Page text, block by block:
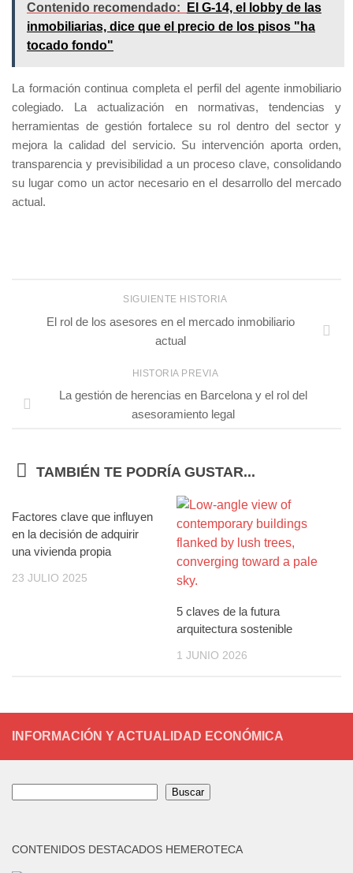
Contenido recomendado:
El G-14, el lobby de las
inmobiliarias, dice que el precio de los pisos "ha
tocado fondo"
La formación continua completa el perfil del agente inmobiliario
colegiado. La actualización en normativas, tendencias y
herramientas de gestión fortalece su rol dentro del sector y
mejora la calidad del servicio. Su intervención aporta orden,
transparencia y previsibilidad a un proceso clave, consolidando
su lugar como un actor necesario en el desarrollo del mercado
actual.
SIGUIENTE HISTORIA
El rol de los asesores en el mercado inmobiliario
actual
HISTORIA PREVIA
La gestión de herencias en Barcelona y el rol del
asesoramiento legal
TAMBIÉN TE PODRÍA GUSTAR...
Factores clave que influyen
en la decisión de adquirir
una vivienda propia
23 JULIO 2025
5 claves de la futura
arquitectura sostenible
1 JUNIO 2026
INFORMACIÓN Y ACTUALIDAD ECONÓMICA
Buscar
CONTENIDOS DESTACADOS HEMEROTECA